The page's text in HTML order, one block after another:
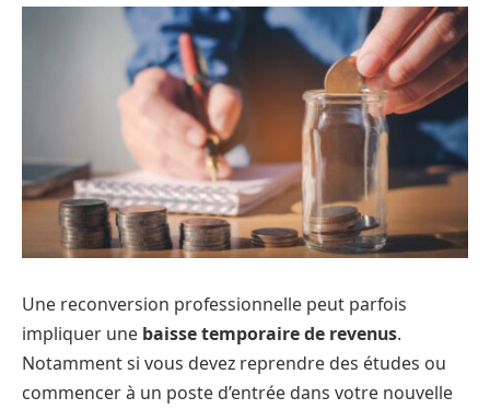
Une reconversion professionnelle peut parfois
impliquer une baisse temporaire de revenus.
Notamment si vous devez reprendre des études ou
commencer à un poste d’entrée dans votre nouvelle